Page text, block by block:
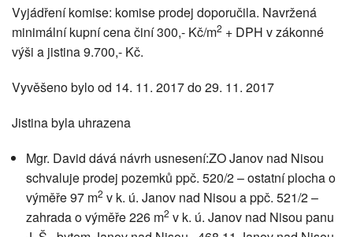
Vyjádření komise: komise prodej doporučila. Navržená
minimální kupní cena činí 300,- Kč/m2 + DPH v zákonné
výši a jistina 9.700,- Kč.
Vyvěšeno bylo od 14. 11. 2017 do 29. 11. 2017
Jistina byla uhrazena
Mgr. David dává návrh usnesení:ZO Janov nad Nisou
schvaluje prodej pozemků ppč. 520/2 – ostatní plocha o
výměře 97 m2 v k. ú. Janov nad Nisou a ppč. 521/2 –
zahrada o výměře 226 m2 v k. ú. Janov nad Nisou panu